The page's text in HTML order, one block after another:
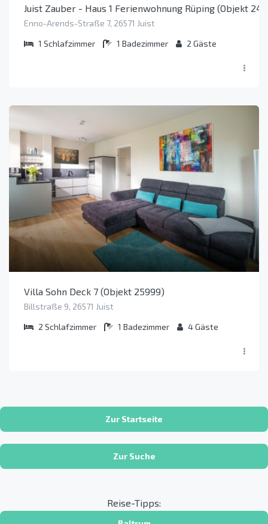
Juist Zauber - Haus 1 Ferienwohnung Rüping (Objekt
Enno-Arends-Straße 7, 26571 Juist
1 Schlafzimmer 1 Badezimmer 2 Gäste
Villa Sohn Deck 7 (Objekt 25999)
Billstraße 9, 26571 Juist
2 Schlafzimmer 1 Badezimmer 4Gäste
Zur Startseite
Zur Suche
Reise-Tipps: